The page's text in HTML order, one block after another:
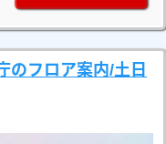
のフロア案内/土日